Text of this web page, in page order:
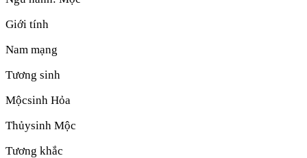
Giới tính
Nam mạng
Tương sinh
Mộcsinh Hỏa
Thủysinh Mộc
Tương khắc